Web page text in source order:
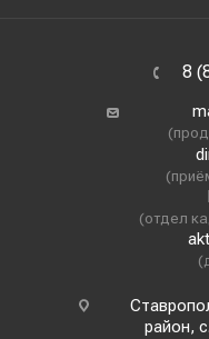
8
(отдел
район,